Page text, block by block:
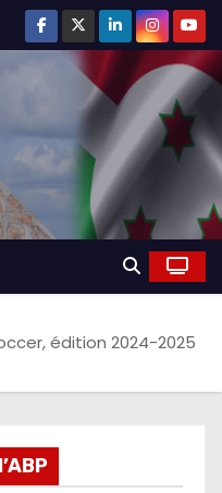
édition 2024-2025